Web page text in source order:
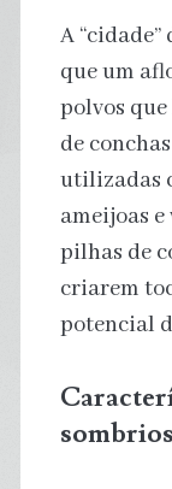
A
que um
polvos
de
utilizadas
ameijoas
pilhas de
criarem
potencial
sombrios